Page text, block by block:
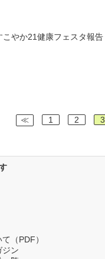
こやか21健康フェスタ報告
≪ 1 2 3
（PDF）
ジン